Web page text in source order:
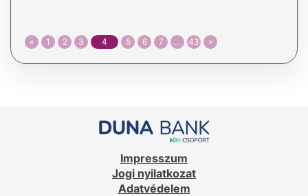
« 1 2 3 4 5 6 7 … 43 »
Impresszum
Jogi nyilatkozat
Adatvédelem